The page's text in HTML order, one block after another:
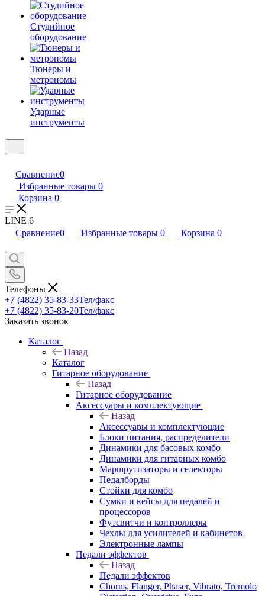
Студийное
оборудование
Тюнеры и
метрономы
Ударные
инструменты
Сравнение0
Избранные товары 0
Корзина 0
LINE 6
Сравнение0 Избранные товары 0 Корзина 0
Телефоны
+7 (4822) 35-83-33Тел/факс
+7 (4822) 35-83-20Тел/факс
Заказать звонок
Каталог
Назад
Каталог
Гитарное оборудование
Назад
Гитарное оборудование
Аксессуары и комплектующие
Назад
Аксессуары и комплектующие
Блоки питания, распределители
Динамики для басовых комбо
Динамики для гитарных комбо
Маршрутизаторы и селекторы
Педалборды
Стойки для комбо
Сумки и кейсы для педалей и
процессоров
Футсвитчи и контроллеры
Чехлы для усилителей и кабинетов
Электронные лампы
Педали эффектов
Назад
Педали эффектов
Chorus, Flanger, Phaser, Vibrato, Tremolo